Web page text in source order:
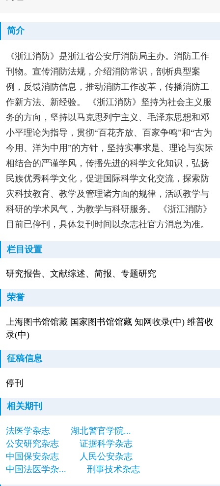
简介
《浙江消防》是浙江省公安厅消防局主办。消防工作
刊物。宣传消防法规，介绍消防常识，剖析典型案
例，反馈消防信息，推动消防工作改革，传播消防工
作新方法、新经验。 《浙江消防》坚持为社会主义服
务的方向，坚持以马克思列宁主义、毛泽东思想和邓
小平理论为指导，贯彻“百花齐放、百家争鸣”和“古为
今用、洋为中用”的方针，坚持实事求是、理论与实际
相结合的严谨学风，传播先进的科学文化知识，弘扬
民族优秀科学文化，促进国际科学文化交流，探索防
灾科技教育、教学及管理诸方面的规律，活跃教学与
科研的学术风气，为教学与科研服务。 《浙江消防》
目前已停刊，具体复刊时间以杂志社官方消息为准。
栏目设置
研究报告、文献综述、简报、专题研究
荣誉
上海图书馆馆藏 国家图书馆馆藏 知网收录(中) 维普收
录(中)
征稿信息
停刊
相关期刊
法医学杂志
湖北警官学院...
公安研究杂志
证据科学杂志
中国保安杂志
人民公安杂志
中国法医学杂...
刑事技术杂志